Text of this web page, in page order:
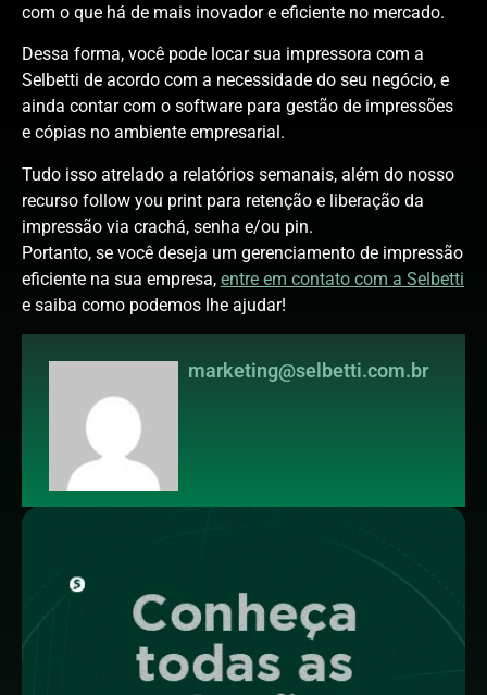
com o que há de mais inovador e eficiente no mercado.
Dessa forma, você pode locar sua impressora com a
Selbetti de acordo com a necessidade do seu negócio, e
ainda contar com o software para gestão de impressões
e cópias no ambiente empresarial.
Tudo isso atrelado a relatórios semanais, além do nosso
recurso follow you print para retenção e liberação da
impressão via crachá, senha e/ou pin.
Portanto, se você deseja um gerenciamento de impressão
eficiente na sua empresa, entre em contato com a Selbetti
e saiba como podemos lhe ajudar!
marketing@selbetti.com.br